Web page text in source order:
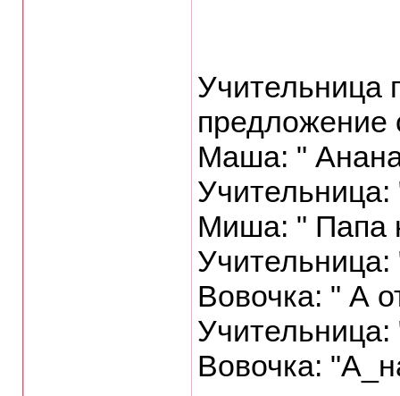
Учительница
Маша: "
Миша: " Папа
Вовочка: " А
Вовочка: